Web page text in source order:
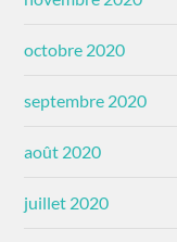
octobre 2020
septembre 2020
août 2020
juillet 2020